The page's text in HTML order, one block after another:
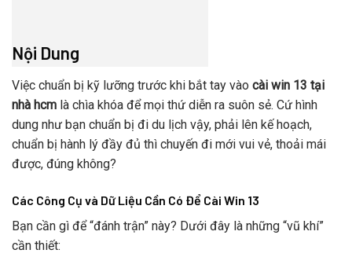
Nội Dung
Việc chuẩn bị kỹ lưỡng trước khi bắt tay vào cài win 13 tại
nhà hcm là chìa khóa để mọi thứ diễn ra suôn sẻ. Cứ hình
dung như bạn chuẩn bị đi du lịch vậy, phải lên kế hoạch,
chuẩn bị hành lý đầy đủ thì chuyến đi mới vui vẻ, thoải mái
được, đúng không?
Các Công Cụ và Dữ Liệu Cần Có Để Cài Win 13
Bạn cần gì để “đánh trận” này? Dưới đây là những “vũ khí”
cần thiết: